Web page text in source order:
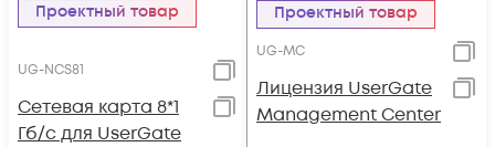
Проектный товар
UG-NCS81
Сетевая карта 8*1
Гб/c для UserGate
Проектный товар
UG-MC
Лицензия UserGate
Management Center